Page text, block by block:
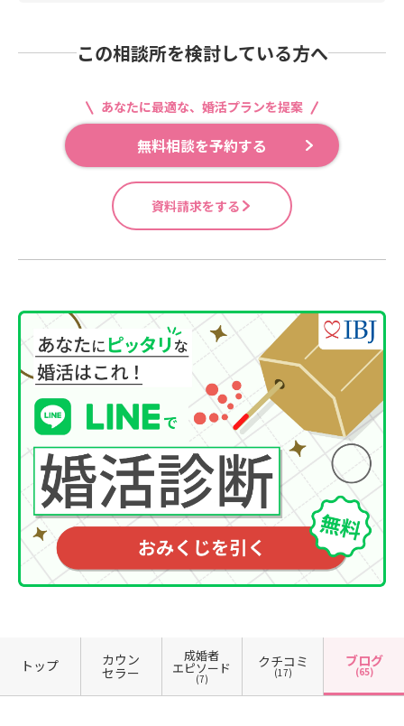
この相談所を検討している方へ
あなたに最適な、婚活プランを提案
無料相談を予約する
資料請求をする
トップ カウン
セラー
成婚者
エピソード
(7)
クチコミ
(17)
ブログ
(65)